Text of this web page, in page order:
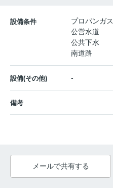
設備条件
プロパンガス
公営水道
公共下水
南道路
設備(その他) -
備考
メールで共有する